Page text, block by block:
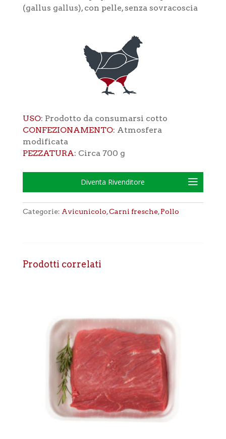
(gallus gallus), con pelle, senza sovracoscia
USO: Prodotto da consumarsi cotto
CONFEZIONAMENTO: Atmosfera
modificata
PEZZATURA: Circa 700 g
Diventa Rivenditore
Categorie: Avicunicolo,Carni fresche,Pollo
Prodotti correlati